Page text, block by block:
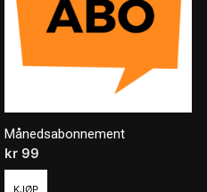
Månedsabonnement
kr 99